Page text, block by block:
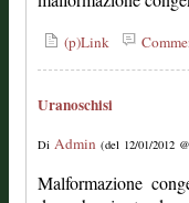
(p)Link
Uranoschisi
Di Admin (del 12/01/2012
Malformazione